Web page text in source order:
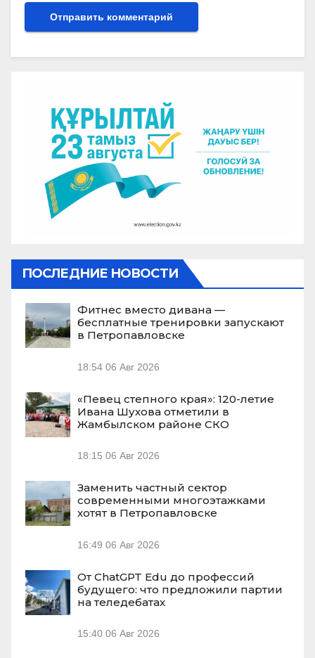
ПОСЛЕДНИЕ НОВОСТИ
Фитнес вместо дивана —
бесплатные тренировки запускают
в Петропавловске
18:54 06 Авг 2026
«Певец степного края»: 120-летие
Ивана Шухова отметили в
Жамбылском районе СКО
18:15 06 Авг 2026
Заменить частный сектор
современными многоэтажками
хотят в Петропавловске
16:49 06 Авг 2026
От ChatGPT Edu до профессий
будущего: что предложили партии
на теледебатах
15:40 06 Авг 2026